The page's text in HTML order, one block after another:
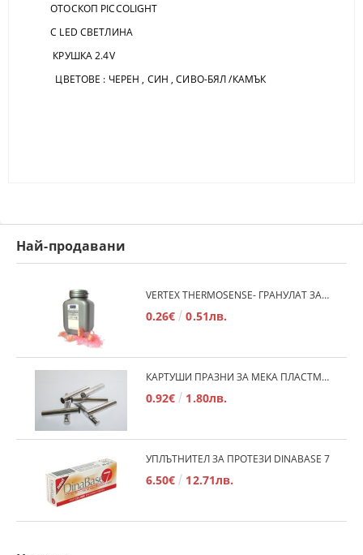
ОТОСКОП PICCOLIGHT
С LED СВЕТЛИНА
КРУШКА 2.4V
ЦВЕТОВЕ : ЧЕРЕН , СИН , СИВО-БЯЛ /КАМЪК
Най-продавани
VERTEX THERMOSENSE- ГРАНУЛАТ ЗА МЕКИ ПРОТЕЗИ
0.26€ 0.51лв.
КАРТУШИ ПРАЗНИ ЗА МЕКА ПЛАСТМАСА
0.92€ 1.80лв.
УПЛЪТНИТЕЛ ЗА ПРОТЕЗИ DINABASE 7
6.50€ 12.71лв.